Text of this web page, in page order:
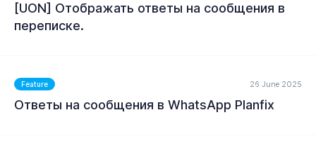
MORE
MORE
[UON] Отображать ответы на сообщения в
переписке.
Feature 26 June 2025
Ответы на сообщения в WhatsApp Planfix